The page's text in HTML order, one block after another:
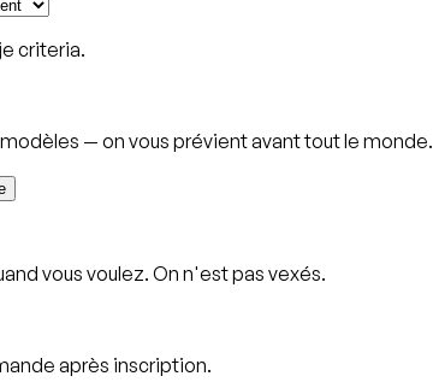
criteria.
— on vous prévient avant tout le monde.
vous voulez. On n'est pas vexés.
après inscription.